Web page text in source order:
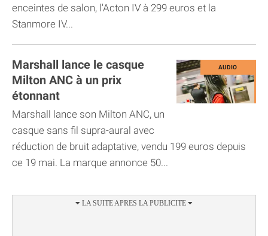
enceintes de salon, l'Acton IV à 299 euros et la
Stanmore IV...
Marshall lance le casque
Milton ANC à un prix
étonnant
Marshall lance son Milton ANC, un
casque sans fil supra-aural avec
réduction de bruit adaptative, vendu 199 euros depuis
ce 19 mai. La marque annonce 50...